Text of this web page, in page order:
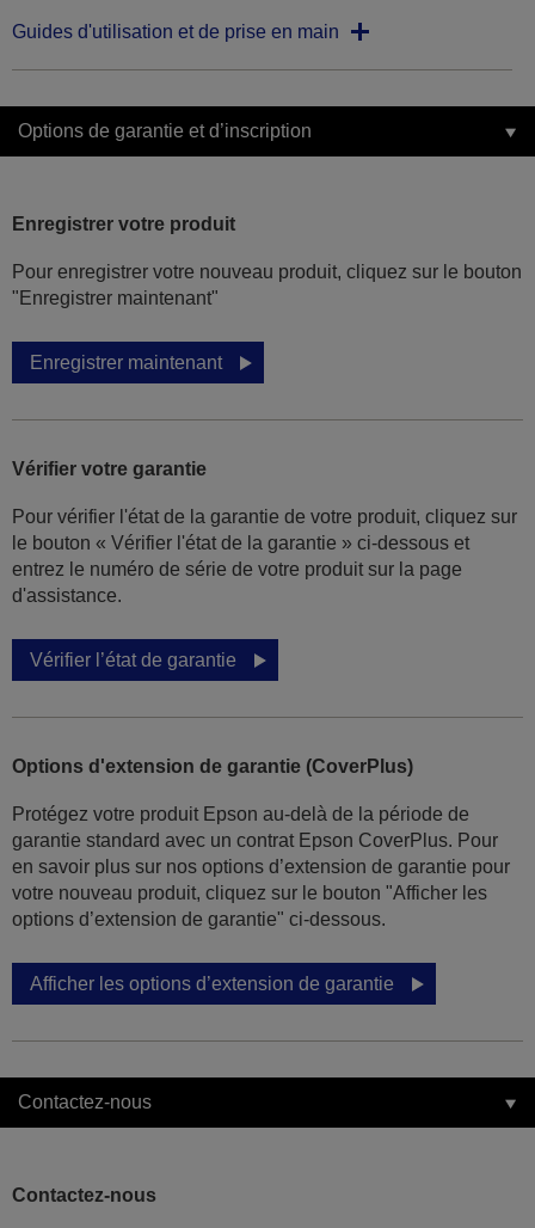
Guides d'utilisation et de prise en main
Options de garantie et d’inscription
Enregistrer votre produit
Pour enregistrer votre nouveau produit, cliquez sur le bouton
"Enregistrer maintenant"
Enregistrer maintenant
Vérifier votre garantie
Pour vérifier l'état de la garantie de votre produit, cliquez sur
le bouton « Vérifier l'état de la garantie » ci-dessous et
entrez le numéro de série de votre produit sur la page
d'assistance.
Vérifier l’état de garantie
Options d'extension de garantie (CoverPlus)
Protégez votre produit Epson au-delà de la période de
garantie standard avec un contrat Epson CoverPlus. Pour
en savoir plus sur nos options d’extension de garantie pour
votre nouveau produit, cliquez sur le bouton "Afficher les
options d’extension de garantie" ci-dessous.
Afficher les options d’extension de garantie
Contactez-nous
Contactez-nous